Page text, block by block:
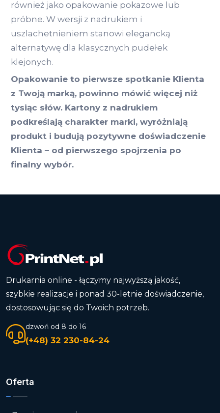
również jako opakowanie pokazowe lub
próbne. W wersji z nadrukiem i
uszlachetnieniem stanowi elegancką
alternatywę dla klasycznych pudełek
klejonych.
Opakowanie to pierwsze spotkanie Klienta
z Twoją marką, powinno mówić więcej niż
tysiąc słów. Kartony z nadrukiem
podkreślają charakter marki, wyróżniają
produkt i budują pozytywne doświadczenie
Klienta – od pierwszego spojrzenia po
finalny wybór.
Drukarnia online - łączymy najwyższą jakość,
szybkie realizacje i ponad 30-letnie doświadczenie,
dostosowując się do Twoich potrzeb.
dzwoń od 8 do 16
(+48) 32 230-84-24
Oferta